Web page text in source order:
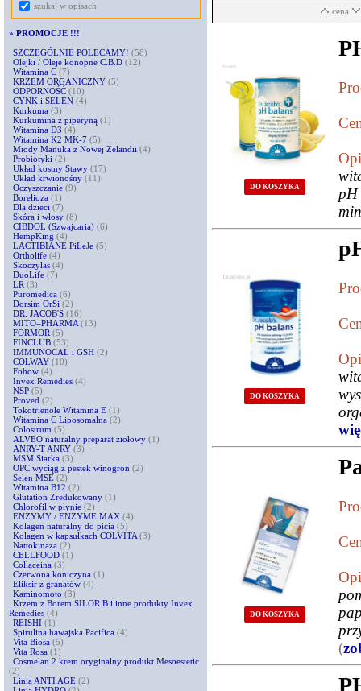
szukaj w opisach
» PROMOCJE !!!
SZCZEGÓLNIE POLECAMY! (58)
Olejki / Oleje konopne C.B.D (12)
Witamina C (7)
KRZEM ORGANICZNY (5)
ODPORNOŚĆ (10)
CYNK i SELEN (4)
Kurkuma (3)
Kurkumina z piperyną (1)
Witamina D3 (4)
Witamina K2 MK-7 (5)
Miody Manuka z Nowej Zelandii (4)
Probiotyki (2)
Układ kostny Stawy (17)
Układ krwionośny (11)
Oczyszczanie (9)
Borelioza (1)
Dla dzieci (7)
Skóra i włosy (8)
CIBDOL (Szwajcaria) (6)
HempKing (4)
LACTIBIANE PiLeJe (5)
Ortholife (4)
Skoczylas (4)
DuoLife (7)
LR (3)
Puromedica (6)
Dorsim OrSi (2)
DR. JACOB'S (16)
MITO–PHARMA (13)
FORMOR (5)
FINCLUB (53)
IMMUNOCAL i GSH (2)
COLWAY (10)
Fohow (4)
Invex Remedies (4)
NSP (5)
Proved (2)
Tokotrienole Witamina E (1)
Witamina C Liposomalna (2)
Colostrum (5)
ALVEO naturalny preparat ziołowy (1)
ANRY-T ANRY (3)
MSM Siarka (3)
OPC wyciąg z pestek winogron (2)
Selen MSE (2)
Witamina B12 (2)
Glutation Zredukowany (1)
Chlorofil w płynie (2)
ENZYMY / ENZYME MAX (4)
Kolagen naturalny do picia (5)
Kolagen w kapsułkach COLVITA (3)
Nattokinaza (2)
CELLFOOD (1)
Collaceina (3)
Czerwona koniczyna (1)
Eliksir z granatów (4)
Kaminomoto (3)
Krzem z Borem SILOR B i inne produkty Invex
Remedies (4)
REISHI (1)
Spirulina hawajska Pacifica (4)
Vita Biosa (5)
Vita Rosa (1)
Cosmelan 2 krem oryginalny produkt Mesoestetic
(2)
Linia ANTI AGE (2)
cena
DO KOSZYKA
pH
DO KOSZYKA
DO KOSZYKA
(